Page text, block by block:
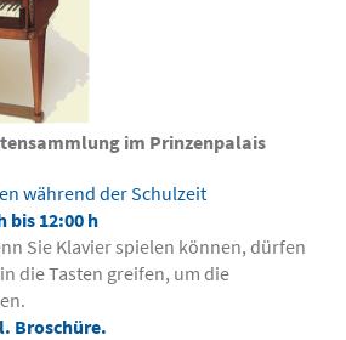
im Prinzenpalais
während der Schulzeit
bis 12:00 h
Sie Klavier spielen können, dürfen
die Tasten greifen, um die
Broschüre.